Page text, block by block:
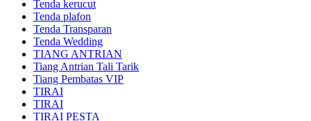
Tenda kerucut
Tenda plafon
Tenda Transparan
Tenda Wedding
TIANG ANTRIAN
Tiang Antrian Tali Tarik
Tiang Pembatas VIP
TIRAI
TIRAI
TIRAI PESTA